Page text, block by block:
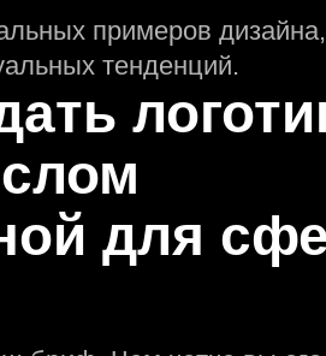
примеров
тенденций.
для